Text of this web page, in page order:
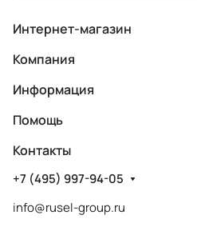
Интернет-магазин
Компания
Информация
Помощь
Контакты
+7 (495) 997-94-05
info@rusel-group.ru